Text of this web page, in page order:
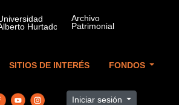
SITIOS DE INTERÉS FONDOS
Iniciar sesión